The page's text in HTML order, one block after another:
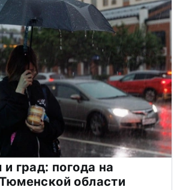
град: погода на
области